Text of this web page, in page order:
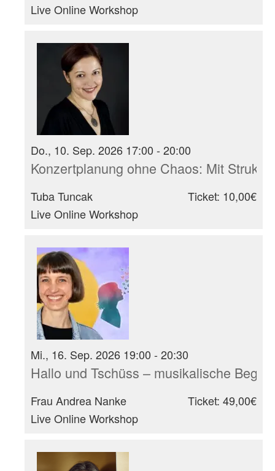
Live Online Workshop
Do., 10. Sep. 2026 17:00 - 20:00
Konzertplanung ohne Chaos: Mit
Tuba Tuncak
Live Online Workshop
Ticket: 10,00€
Mi., 16. Sep. 2026 19:00 - 20:30
Hallo und Tschüss – musikalische
Frau Andrea Nanke
Live Online Workshop
Ticket: 49,00€